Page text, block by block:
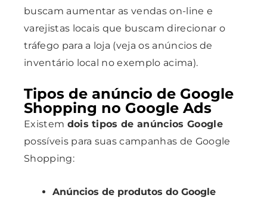
buscam aumentar as vendas on-line e
varejistas locais que buscam direcionar o
tráfego para a loja (veja os anúncios de
inventário local no exemplo acima).
Tipos de anúncio de Google
Shopping no Google Ads
Existem dois tipos de anúncios Google
possíveis para suas campanhas de Google
Shopping:
Anúncios de produtos do Google